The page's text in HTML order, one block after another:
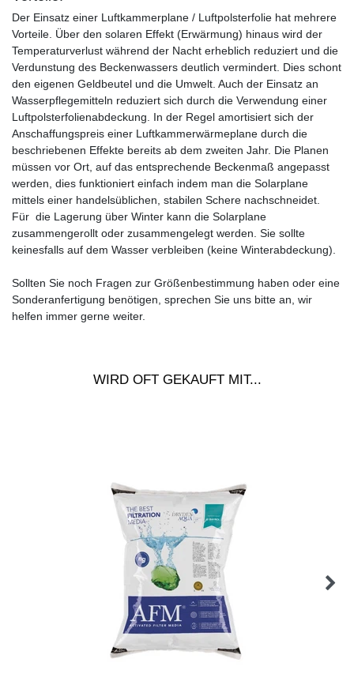
Der Einsatz einer Luftkammerplane / Luftpolsterfolie hat mehrere
Vorteile. Über den solaren Effekt (Erwärmung) hinaus wird der
Temperaturverlust während der Nacht erheblich reduziert und die
Verdunstung des Beckenwassers deutlich vermindert. Dies schont
den eigenen Geldbeutel und die Umwelt. Auch der Einsatz an
Wasserpflegemitteln reduziert sich durch die Verwendung einer
Luftpolsterfolienabdeckung. In der Regel amortisiert sich der
Anschaffungspreis einer Luftkammerwärmeplane durch die
beschriebenen Effekte bereits ab dem zweiten Jahr. Die Planen
müssen vor Ort, auf das entsprechende Beckenmaß angepasst
werden, dies funktioniert einfach indem man die Solarplane
mittels einer handelsüblichen, stabilen Schere nachschneidet.
Für die Lagerung über Winter kann die Solarplane
zusammengerollt oder zusammengelegt werden. Sie sollte
keinesfalls auf dem Wasser verbleiben (keine Winterabdeckung).
Sollten Sie noch Fragen zur Größenbestimmung haben oder eine
Sonderanfertigung benötigen, sprechen Sie uns bitte an, wir
helfen immer gerne weiter.
WIRD OFT GEKAUFT MIT...